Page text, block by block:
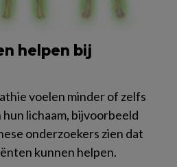
helpen bij
voelen minder of zelfs
lichaam, bijvoorbeeld
onderzoekers zien dat
kunnen helpen.